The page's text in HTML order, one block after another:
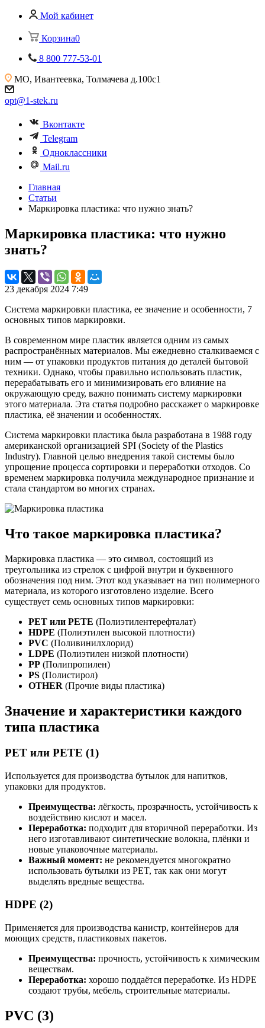
Мой кабинет
Корзина0
8 800 777-53-01
МО, Ивантеевка, Толмачева д.100с1
opt@1-stek.ru
Вконтакте
Telegram
Одноклассники
Mail.ru
Главная
Статьи
Маркировка пластика: что нужно знать?
Маркировка пластика: что нужно
знать?
23 декабря 2024 7:49
Система маркировки пластика, ее значение и особенности, 7
основных типов маркировки.
В современном мире пластик является одним из самых
распространённых материалов. Мы ежедневно сталкиваемся с
ним — от упаковки продуктов питания до деталей бытовой
техники. Однако, чтобы правильно использовать пластик,
перерабатывать его и минимизировать его влияние на
окружающую среду, важно понимать систему маркировки
этого материала. Эта статья подробно расскажет о маркировке
пластика, её значении и особенностях.
Система маркировки пластика была разработана в 1988 году
американской организацией SPI (Society of the Plastics
Industry). Главной целью внедрения такой системы было
упрощение процесса сортировки и переработки отходов. Со
временем маркировка получила международное признание и
стала стандартом во многих странах.
Что такое маркировка пластика?
Маркировка пластика — это символ, состоящий из
треугольника из стрелок с цифрой внутри и буквенного
обозначения под ним. Этот код указывает на тип полимерного
материала, из которого изготовлено изделие. Всего
существует семь основных типов маркировки:
PET или PETE (Полиэтилентерефталат)
HDPE (Полиэтилен высокой плотности)
PVC (Поливинилхлорид)
LDPE (Полиэтилен низкой плотности)
PP (Полипропилен)
PS (Полистирол)
OTHER (Прочие виды пластика)
Значение и характеристики каждого
типа пластика
PET или PETE (1)
Используется для производства бутылок для напитков,
упаковки для продуктов.
Преимущества: лёгкость, прозрачность, устойчивость к
воздействию кислот и масел.
Переработка: подходит для вторичной переработки. Из
него изготавливают синтетические волокна, плёнки и
новые упаковочные материалы.
Важный момент: не рекомендуется многократно
использовать бутылки из PET, так как они могут
выделять вредные вещества.
HDPE (2)
Применяется для производства канистр, контейнеров для
моющих средств, пластиковых пакетов.
Преимущества: прочность, устойчивость к химическим
веществам.
Переработка: хорошо поддаётся переработке. Из HDPE
создают трубы, мебель, строительные материалы.
PVC (3)